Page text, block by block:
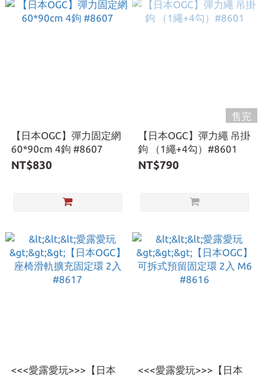
【日本OGC】彈力固定網
60*90cm 4鉤 #8607
NT$830
售完
【日本OGC】彈力繩 吊掛
鉤 （1繩+4勾）#8601
NT$790
<<<愛露愛玩>>>【日本
<<<愛露愛玩>>>【日本